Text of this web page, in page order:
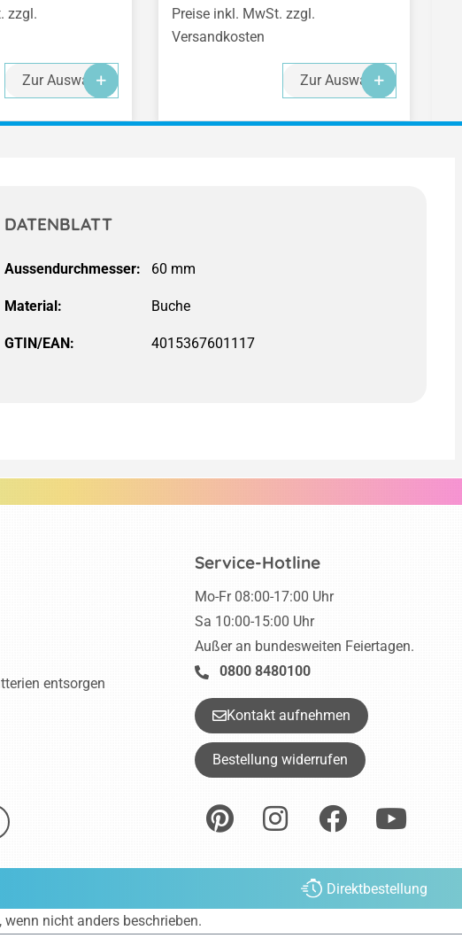
zzgl.
Zur Auswahl
Preise inkl. MwSt. zzgl.
Versandkosten
Zur Auswahl
DATENBLATT
Aussendurchmesser: 60 mm
Material:
GTIN/EAN: 4015367601117
Service-Hotline
Mo-Fr 08:00-17:00 Uhr
Sa 10:00-15:00 Uhr
Außer an bundesweiten Feiertagen.
0800 8480100
Kontakt aufnehmen
Bestellung widerrufen
entsorgen
Direktbestellung
, wenn nicht anders beschrieben.